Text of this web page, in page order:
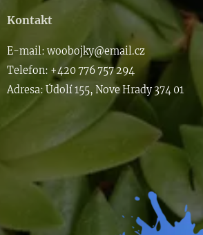
Kontakt
E-mail: woobojky@email.cz
Telefon: +420 776 757 294
Adresa: Údolí 155, Nove Hrady 374 01